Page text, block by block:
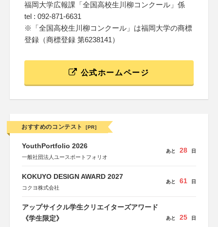
福岡大学広報課「全国高校生川柳コンクール」係
tel : 092-871-6631
※「全国高校生川柳コンクール」は福岡大学の商標
登録（商標登録 第6238141）
公式ホームページ
おすすめのコンテスト [PR]
YouthPortfolio 2026
一般社団法人ユースポートフォリオ
あと 28 日
KOKUYO DESIGN AWARD 2027
コクヨ株式会社
あと 61 日
アップサイクル学生クリエイターズアワード
《学生限定》
あと 25 日